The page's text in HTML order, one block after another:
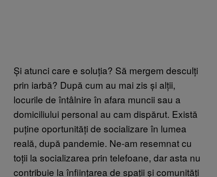
Și atunci care e soluția? Să mergem desculți
prin iarbă? După cum au mai zis și alții,
locurile de întâlnire în afara muncii sau a
domiciliului personal au cam dispărut. Există
puține oportunități de socializare în lumea
reală, după pandemie. Ne-am resemnat cu
toții la socializarea prin telefoane, dar asta nu
contribuie la înființarea de spații și comunități